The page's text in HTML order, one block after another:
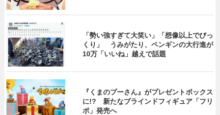
「勢い強すぎて大笑い」「想像以上でびっ
くり」 うみがたり、ペンギンの大行進が
10万「いいね」越えで話題
『くまのプーさん』がプレゼントボックス
に!? 新たなブラインドフィギュア「フリ
ポ」発売へ